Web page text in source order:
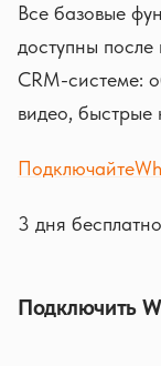
Все базовые
доступны
CRM-системе:
видео, быстрые
Подключайте
3 дня
Подключить